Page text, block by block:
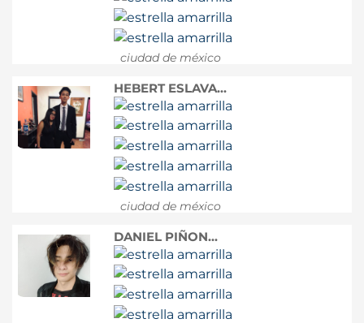
ciudad de méxico
HEBERT ESLAVA...
ciudad de méxico
DANIEL PIÑON...